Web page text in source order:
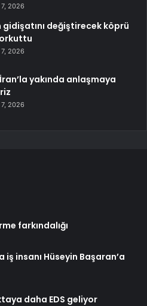
2026
gidişatını değiştirecek köprü
2026
yakında anlaşmaya
2026
farkındalığı
insanı Hüseyin Başaran’a
daha EDS geliyor